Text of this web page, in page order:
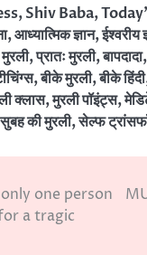
,Shiv Baba,
,आध्यात्मिक ज्ञान,ईश्वरीय
,प्रातः मुरली,बापदादा
,बीके मुरली,बीके हिंदी
क्लास,मुरली पॉइंट्स,
सुबह की मुरली,सेल्फ
one person
a tragic